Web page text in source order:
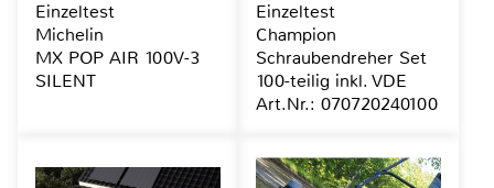
Einzeltest
Michelin
MX POP AIR 100V-3
SILENT
Einzeltest
Champion
Schraubendreher Set
100-teilig inkl. VDE
Art.Nr.: 070720240100